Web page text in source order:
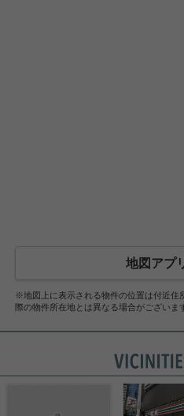
地図アプ
※地図上に表示される物件の位置は付近住
際の物件所在地とは異なる場合がございま